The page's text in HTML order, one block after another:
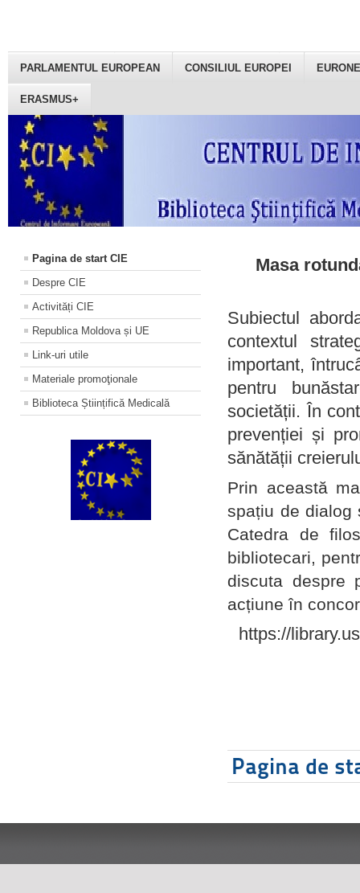
PARLAMENTUL EUROPEAN CONSILIUL EUROPEI
ERASMUS+
Pagina de start CIE
Despre CIE
Activități CIE
Republica Moldova și UE
Link-uri utile
Materiale promoţionale
Biblioteca Științifică Medicală
Masa
Subiectul
contextul
important,
pentru
societății. În
prevenției și
sănătății
Prin această
spațiu de dialog
Catedra de
bibliotecari,
discuta despre
acțiune în
https://
Pagina de